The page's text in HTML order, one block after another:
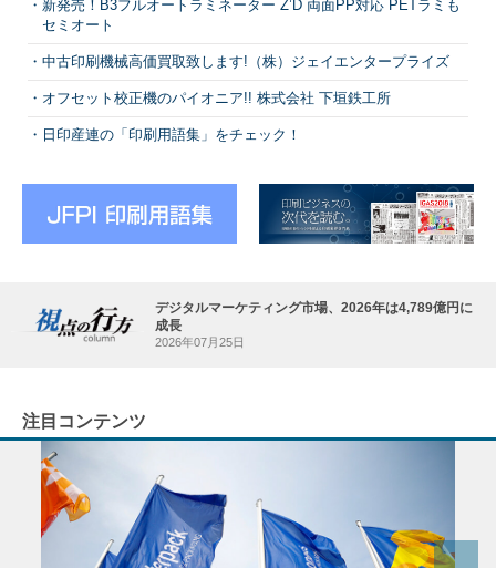
新発売！B3フルオートラミネーター Z’D 両面PP対応 PETラミも
セミオート
中古印刷機械高価買取致します!（株）ジェイエンタープライズ
オフセット校正機のパイオニア!! 株式会社 下垣鉄工所
日印産連の「印刷用語集」をチェック！
デジタルマーケティング市場、2026年は4,789億円に
成長
2026年07月25日
注目コンテンツ